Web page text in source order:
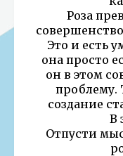
Роза
Это и есть
она просто
он в этом
проблему.
создание
В
Отпусти